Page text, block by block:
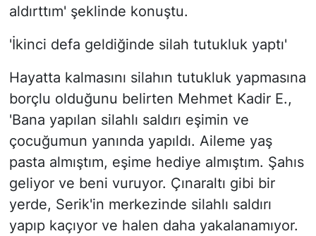
aldırttım' şeklinde konuştu.
'İkinci defa geldiğinde silah tutukluk yaptı'
Hayatta kalmasını silahın tutukluk yapmasına
borçlu olduğunu belirten Mehmet Kadir E.,
'Bana yapılan silahlı saldırı eşimin ve
çocuğumun yanında yapıldı. Aileme yaş
pasta almıştım, eşime hediye almıştım. Şahıs
geliyor ve beni vuruyor. Çınaraltı gibi bir
yerde, Serik'in merkezinde silahlı saldırı
yapıp kaçıyor ve halen daha yakalanamıyor.